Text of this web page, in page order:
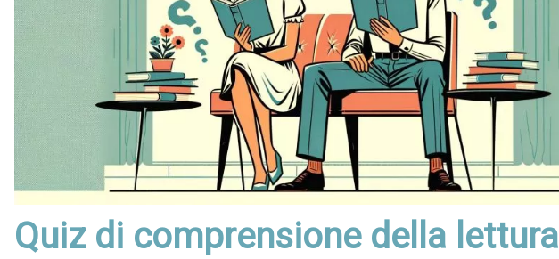
Quiz di comprensione della lettura